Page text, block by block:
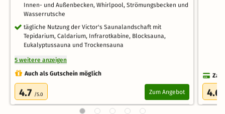
Innen- und Außenbecken, Whirlpool, Strömungsbecken und
Wasserrutsche
tägliche Nutzung der Victor's Saunalandschaft mit
Tepidarium, Caldarium, Infrarotkabine, Blocksauna,
Eukalyptussauna und Trockensauna
5 weitere anzeigen
Auch als Gutschein möglich
4.7 /5.0 Zum Angebot 4.6